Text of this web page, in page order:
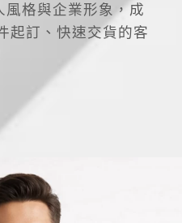
風格與企業形象，成
起訂、快速交貨的客